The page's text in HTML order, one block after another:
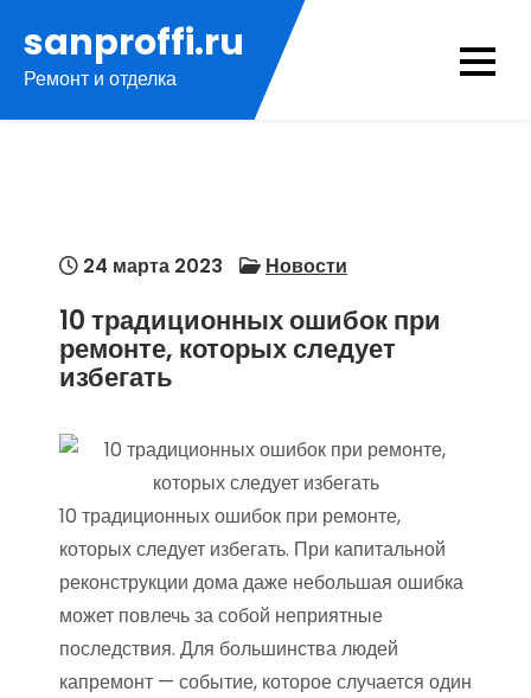
содержимому
sanproffi.ru
Ремонт и отделка
24 марта 2023 Новости
10 традиционных ошибок при
ремонте, которых следует
избегать
10 традиционных ошибок при ремонте,
которых следует избегать. При капитальной
реконструкции дома даже небольшая ошибка
может повлечь за собой неприятные
последствия. Для большинства людей
капремонт — событие, которое случается один